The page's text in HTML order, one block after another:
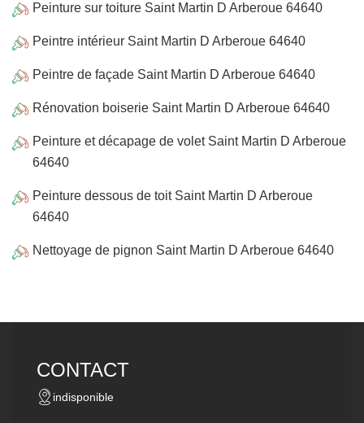
Peinture sur toiture Saint Martin D Arberoue 64640
Peintre intérieur Saint Martin D Arberoue 64640
Peintre de façade Saint Martin D Arberoue 64640
Rénovation boiserie Saint Martin D Arberoue 64640
Peinture et décapage de volet Saint Martin D Arberoue
64640
Peinture dessous de toit Saint Martin D Arberoue
64640
Nettoyage de pignon Saint Martin D Arberoue 64640
CONTACT
indisponible